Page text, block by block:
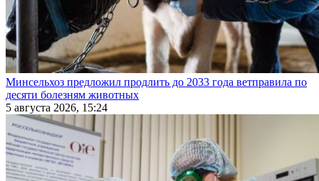
Минсельхоз предложил продлить до 2033 года ветправила по
десяти болезням животных
5 августа 2026, 15:24